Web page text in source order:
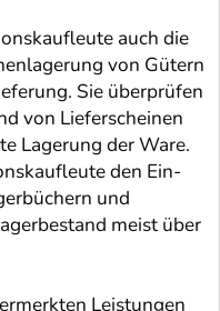
auch die
von Gütern
Sie überprüfen
von Lieferscheinen
Lagerung der Ware.
den Ein-
und
meist über
Leistungen